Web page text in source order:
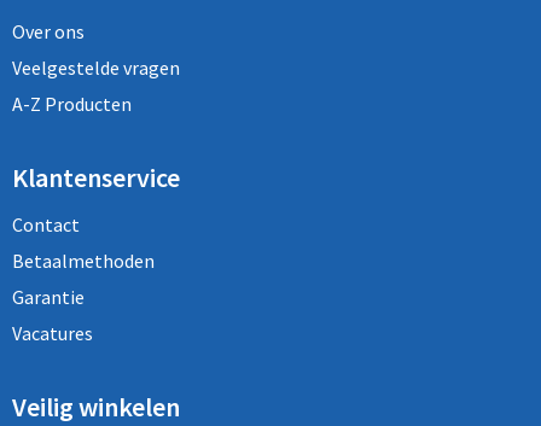
Over ons
Veelgestelde vragen
A-Z Producten
Klantenservice
Contact
Betaalmethoden
Garantie
Vacatures
Veilig winkelen